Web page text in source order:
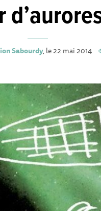
Sabourdy, le 22 mai 2014